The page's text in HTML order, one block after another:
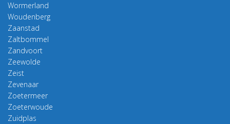
Wormerland
Woudenberg
Zaanstad
Zaltbommel
Zandvoort
Zeewolde
Zeist
Zevenaar
Zoetermeer
Zoeterwoude
Zuidplas